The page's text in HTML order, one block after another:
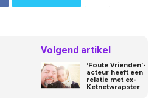
Volgend artikel
‘Foute Vrienden’-
acteur heeft een
relatie met ex-
Ketnetwrapster